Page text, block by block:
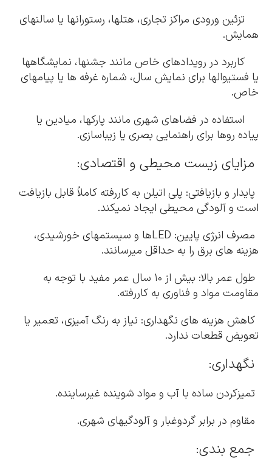
تزئین ورودی مراکز تجاری، هتلها، رستورانها یا سالنهای
همایش.
کاربرد در رویدادهای خاص مانند جشنها، نمایشگاهها
یا فستیوالها برای نمایش سال، شماره غرفه ها یا پیامهای
خاص.
استفاده در فضاهای شهری مانند پارکها، میادین یا
پیاده روها برای راهنمایی بصری یا زیباسازی.
مزایای زیست محیطی و اقتصادی:
پایدار و بازیافتی: پلی اتیلن به کاررفته کاملاً قابل بازیافت
است و آلودگی محیطی ایجاد نمیکند.
مصرف انرژی پایین: LEDها و سیستمهای خورشیدی،
هزینه های برق را به حداقل میرسانند.
طول عمر بالا: بیش از ۱۰ سال عمر مفید با توجه به
مقاومت مواد و فناوری به کاررفته.
کاهش هزینه های نگهداری: نیاز به رنگ آمیزی، تعمیر یا
تعویض قطعات ندارد.
نگهداری:
تمیزکردن ساده با آب و مواد شوینده غیرساینده.
مقاوم در برابر گردوغبار و آلودگیهای شهری.
جمع بندی: